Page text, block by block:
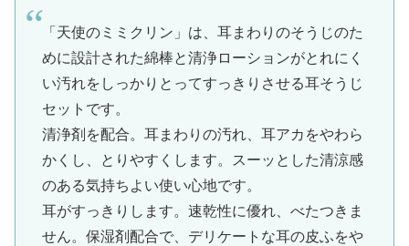
「天使のミミクリン」は、耳まわりのそうじのた
めに設計された綿棒と清浄ローションがとれにく
い汚れをしっかりとってすっきりさせる耳そうじ
セットです。
清浄剤を配合。耳まわりの汚れ、耳アカをやわら
かくし、とりやすくします。スーッとした清涼感
のある気持ちよい使い心地です。
耳がすっきりします。速乾性に優れ、べたつきま
せん。保湿剤配合で、デリケートな耳の皮ふをや